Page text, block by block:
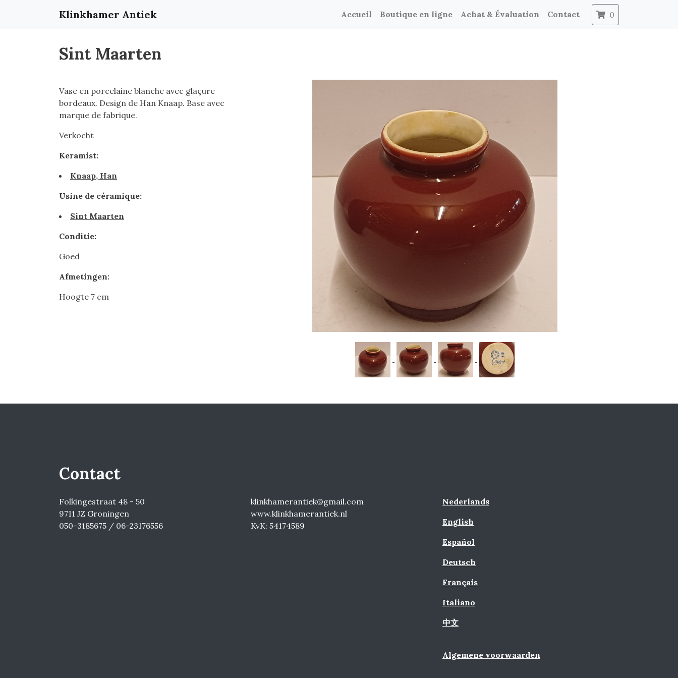
Klinkhamer Antiek Accueil Boutique en ligne Achat & Évaluation Contact 0
Sint Maarten
Vase en porcelaine blanche avec glaçure
bordeaux. Design de Han Knaap. Base avec
marque de fabrique.
Verkocht
Keramist:
Knaap, Han
Usine de céramique:
Sint Maarten
Conditie:
Goed
Afmetingen:
Hoogte 7 cm
Contact
Folkingestraat 48 - 50
9711 JZ Groningen
050-3185675 / 06-23176556
klinkhamerantiek@gmail.com
www.klinkhamerantiek.nl
KvK: 54174589
Nederlands
English
Español
Deutsch
Français
Italiano
中文
Algemene voorwaarden